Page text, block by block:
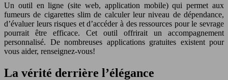
Un outil en ligne (site web, application mobile) qui permet aux
fumeurs de cigarettes slim de calculer leur niveau de dépendance,
d’évaluer leurs risques et d’accéder à des ressources pour le sevrage
pourrait être efficace. Cet outil offrirait un accompagnement
personnalisé. De nombreuses applications gratuites existent pour
vous aider, renseignez-vous!
La vérité derrière l’élégance